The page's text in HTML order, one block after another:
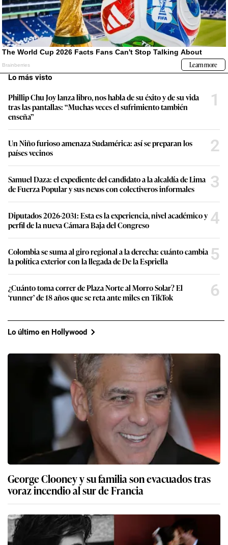
Lo más visto
Phillip Chu Joy lanza libro, nos habla de su éxito y de su vida
tras las pantallas: “Muchas veces el sufrimiento también
enseña”
1
Un Niño furioso amenaza Sudamérica: así se preparan los
países vecinos
2
Samuel Daza: el expediente del candidato a la alcaldía de Lima
de Fuerza Popular y sus nexos con colectiveros informales
3
Diputados 2026-2031: Esta es la experiencia, nivel académico y
perfil de la nueva Cámara Baja del Congreso
4
Colombia se suma al giro regional a la derecha: cuánto cambia
la política exterior con la llegada de De la Espriella
5
¿Cuánto toma correr de Plaza Norte al Morro Solar? El
‘runner’ de 18 años que se reta ante miles en TikTok
6
Lo último en Hollywood
George Clooney y su familia son evacuados tras
voraz incendio al sur de Francia